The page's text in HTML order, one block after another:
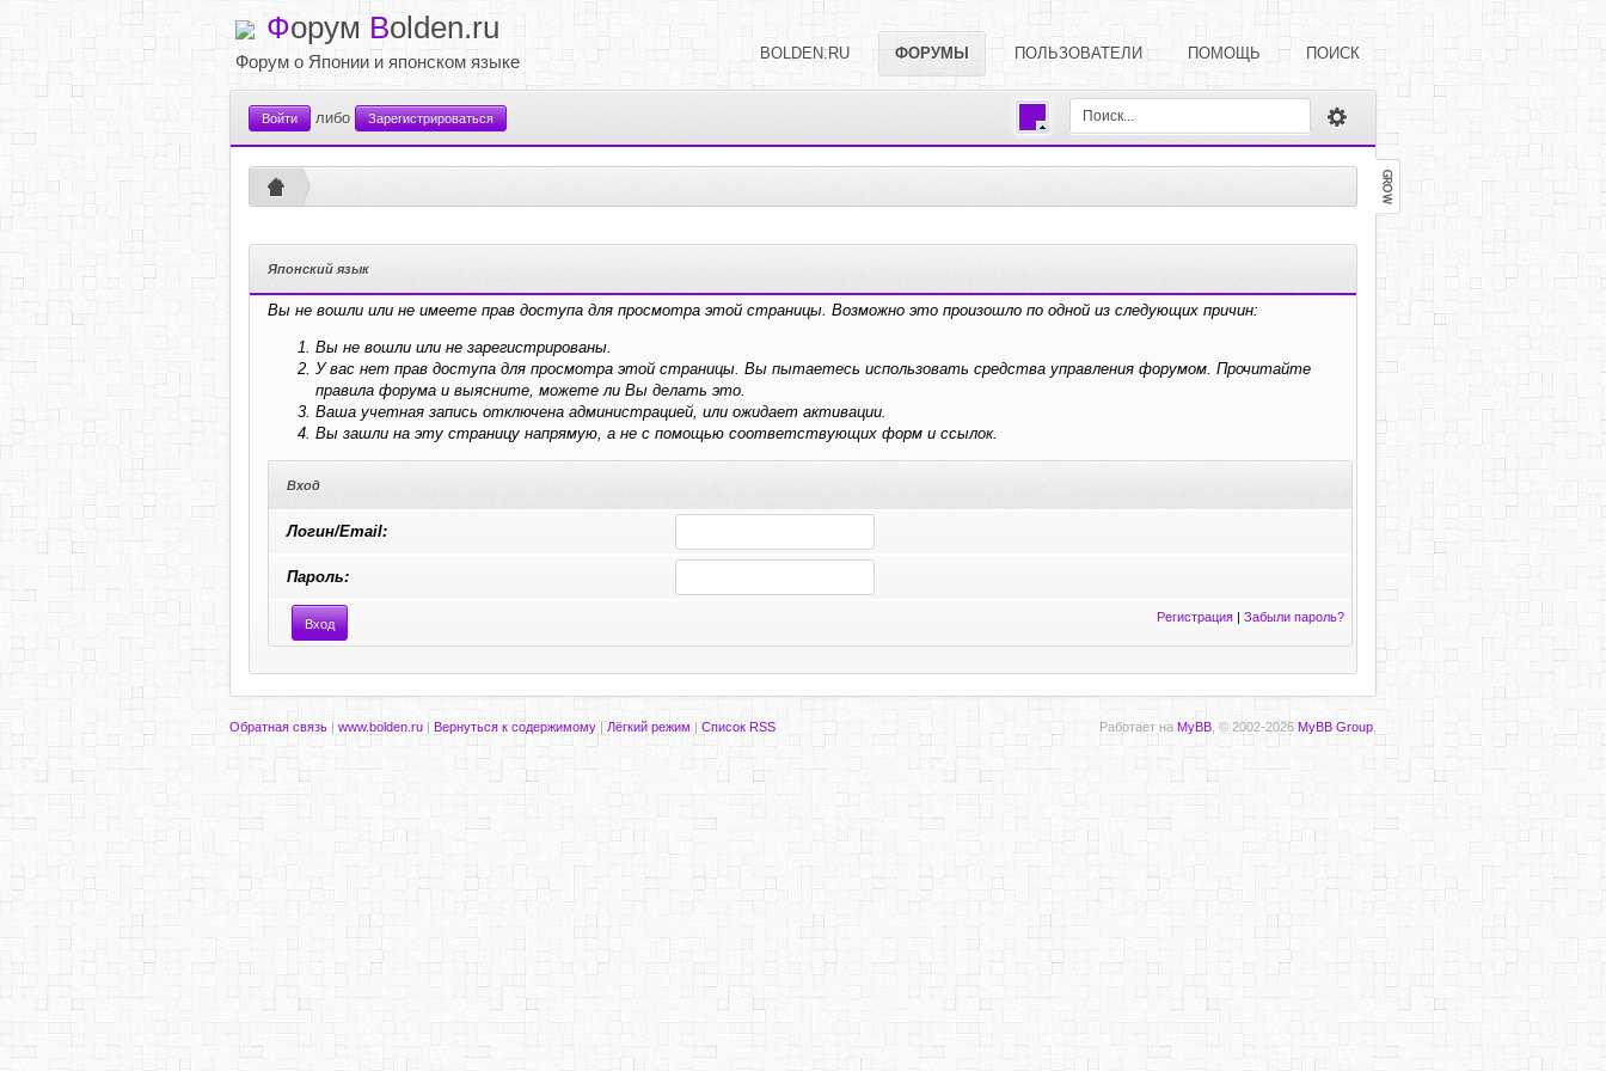
Форум Bolden.ru
Форум о Японии и японском языке BOLDEN.RU ФОРУМЫ ПОЛЬЗОВАТЕЛИ ПОМОЩЬ ПОИСК
Войти либо Зарегистрироваться
Японский язык
Вы не вошли или не имеете прав доступа для просмотра этой страницы. Возможно это произошло по одной из следующих причин:
Вы не вошли или не зарегистрированы.
У вас нет прав доступа для просмотра этой страницы. Вы пытаетесь использовать средства управления форумом. Прочитайте
правила форума и выясните, можете ли Вы делать это.
Ваша учетная запись отключена администрацией, или ожидает активации.
Вы зашли на эту страницу напрямую, а не с помощью соответствующих форм и ссылок.
Вход
Логин/Email:
Пароль:
Регистрация | Забыли пароль?
Обратная связь | www.bolden.ru | Вернуться к содержимому|Лёгкий режим| Список RSS Работает на MyBB , © 2002-2026 MyBB Group.